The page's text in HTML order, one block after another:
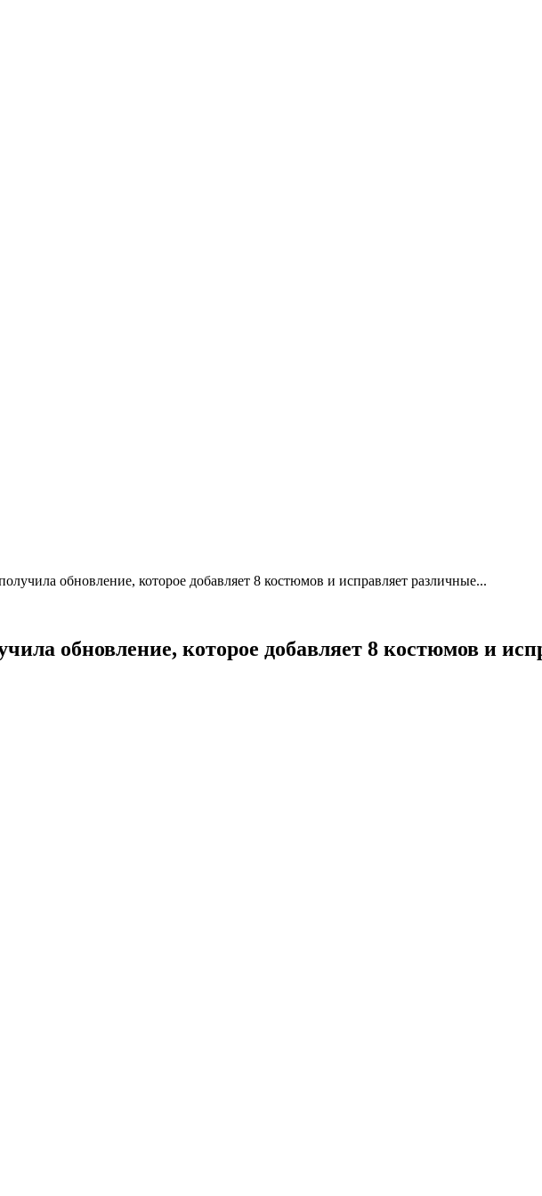
обновление, которое добавляет 8 костюмов и исправляет различные...
обновление, которое добавляет 8 костюмов и